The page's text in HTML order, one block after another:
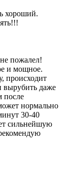
хороший.
пожалел!
и мощное.
происходит
вырубить даже
после
нормально
30-40
сильнейшую